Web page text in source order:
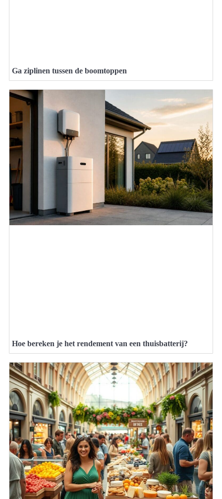
Ga ziplinen tussen de boomtoppen
Hoe bereken je het rendement van een thuisbatterij?